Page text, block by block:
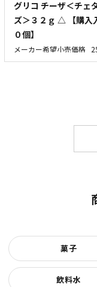
グリコ チーザ＜チェ
ズ＞３２ｇ △ 【購入
０個】
メーカー希望小売価格
菓子
飲料水